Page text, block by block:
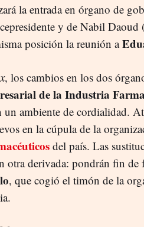
la entrada en órgano de
y de Nabil
posición la reunión a
, los cambios en los dos
de la Industria
un ambiente de cordialidad.
en la cúpula de la
del país. Las
otra derivada: pondrán fin de
, que cogió el timón de la